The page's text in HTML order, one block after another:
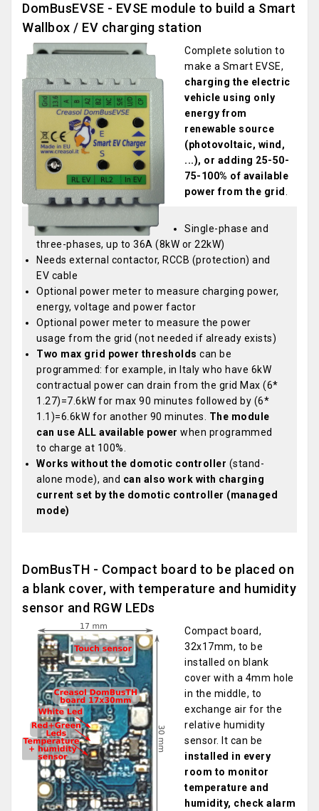
DomBusEVSE - EVSE module to build a Smart
Wallbox / EV charging station
Complete solution to
make a Smart EVSE,
charging the electric
vehicle using only
energy from
renewable source
(photovoltaic, wind,
...), or adding 25-50-
75-100% of available
power from the grid.
Single-phase and
three-phases, up to 36A (8kW or 22kW)
Needs external contactor, RCCB (protection) and
EV cable
Optional power meter to measure charging power,
energy, voltage and power factor
Optional power meter to measure the power
usage from the grid (not needed if already exists)
Two max grid power thresholds can be
programmed: for example, in Italy who have 6kW
contractual power can drain from the grid Max (6*
1.27)=7.6kW for max 90 minutes followed by (6*
1.1)=6.6kW for another 90 minutes. The module
can use ALL available power when programmed
to charge at 100%.
Works without the domotic controller (stand-
alone mode), and can also work with charging
current set by the domotic controller (managed
mode)
DomBusTH - Compact board to be placed on
a blank cover, with temperature and humidity
sensor and RGW LEDs
Compact board,
32x17mm, to be
installed on blank
cover with a 4mm hole
in the middle, to
exchange air for the
relative humidity
sensor. It can be
installed in every
room to monitor
temperature and
humidity, check alarm